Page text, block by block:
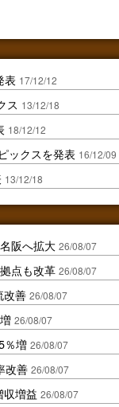
表 17/12/12
ス 13/12/18
18/12/12
ックスを発表 16/12/09
13/12/18
阪へ拡大 26/08/07
点も改革 26/08/07
改善 26/08/07
26/08/07
％増 26/08/07
改善 26/08/07
収増益 26/08/07